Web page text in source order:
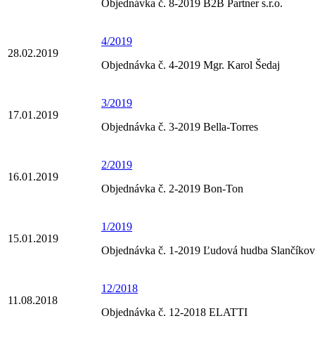
Objednávka č. 8-2019 B2B Partner s.r.o.
28.02.2019
4/2019
Objednávka č. 4-2019 Mgr. Karol Šedaj
17.01.2019
3/2019
Objednávka č. 3-2019 Bella-Torres
16.01.2019
2/2019
Objednávka č. 2-2019 Bon-Ton
15.01.2019
1/2019
Objednávka č. 1-2019 Ľudová hudba
11.08.2018
12/2018
Objednávka č. 12-2018 ELATTI